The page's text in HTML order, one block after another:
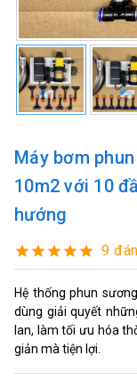
Máy bơm
10m2 với 10
hướng
9
Hệ thống phun
dùng giải quyết
lan, làm tối ưu hóa
giản mà tiện lợi.